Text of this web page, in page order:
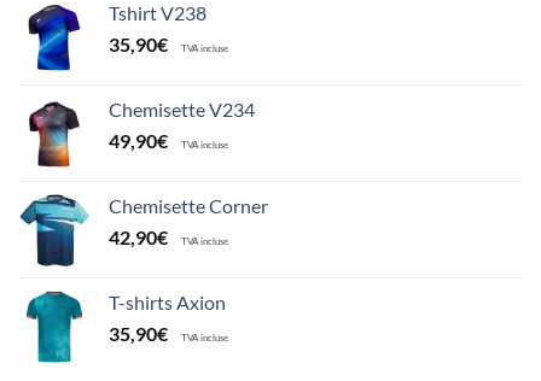
Tshirt V238
35,90€ TVA incluse
Chemisette V234
49,90€ TVA incluse
Chemisette Corner
42,90€ TVA incluse
T-shirts Axion
35,90€ TVA incluse